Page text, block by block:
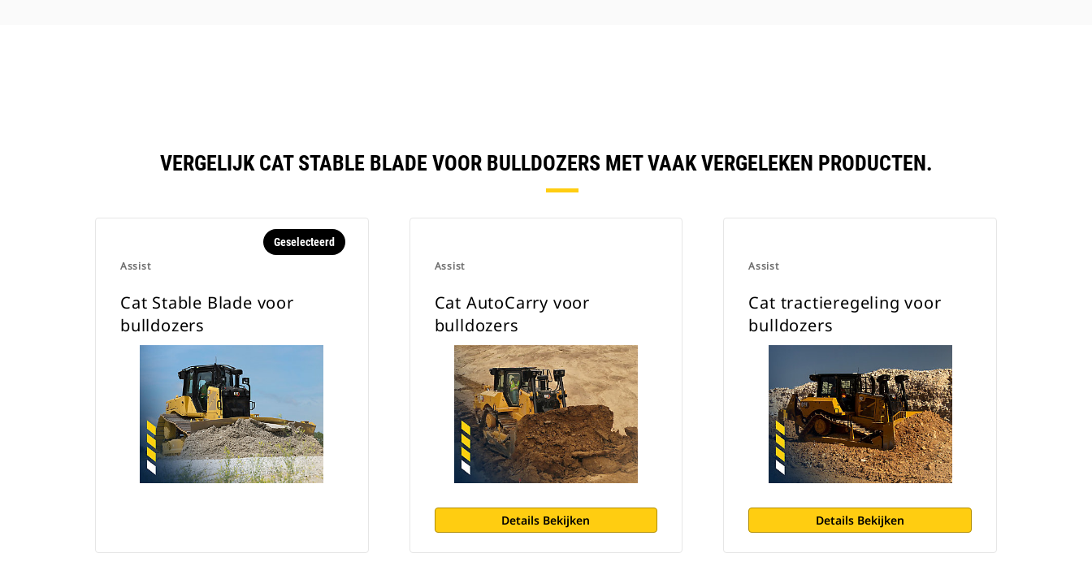
VERGELIJK CAT STABLE BLADE VOOR BULLDOZERS MET VAAK VERGELEKEN PRODUCTEN.
Assist
Geselecteerd
Cat Stable Blade voor
bulldozers
Assist
Cat AutoCarry voor
bulldozers
Details Bekijken
Assist
Cat tractieregeling voor
bulldozers
Details Bekijken